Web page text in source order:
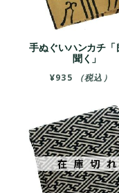
手ぬぐいハンカチ「
聞く」
¥935 （税込）